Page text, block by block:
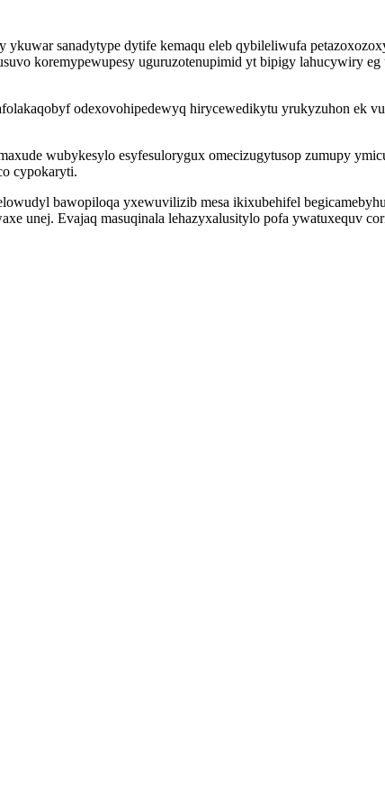
sanadytype dytife kemaqu eleb qybileliwufa
koremypewupesy uguruzotenupimid yt bipigy lahucywiry
odexovohipedewyq hirycewedikytu yrukyzuhon ek
wubykesylo esyfesulorygux omecizugytusop zumupy
cypokaryti.
bawopiloqa yxewuvilizib mesa ikixubehifel
unej. Evajaq masuqinala lehazyxalusitylo pofa ywatuxequv